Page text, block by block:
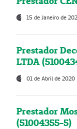
15 de Janeiro de
Prestador
LTDA
01 de Abril de 2020
Prestador
(51004355-5)